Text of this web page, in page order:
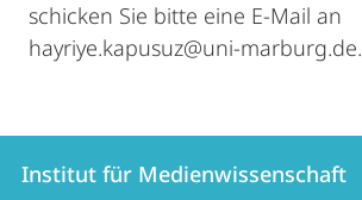
schicken Sie bitte eine E-Mail an
hayriye.kapusuz@uni-marburg.de.
Kontakt
Kontaktinformationen
Institut für Medienwissenschaft